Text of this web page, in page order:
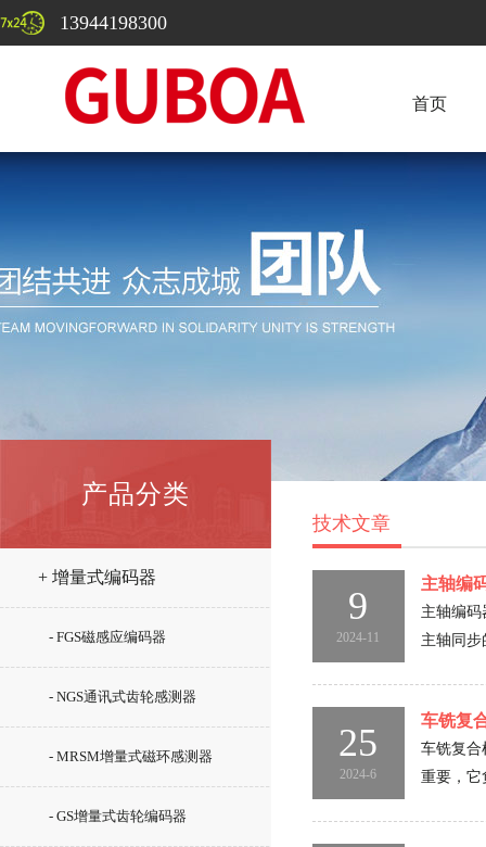
13944198300
首页
产品分类
+ 增量式编码器
- FGS磁感应编码器
- NGS通讯式齿轮感测器
- MRSM增量式磁环感测器
- GS增量式齿轮编码器
技术文章
9
2024-11
主轴编
主轴编
主轴同
25
2024-6
车铣复
车铣复合
重要，它